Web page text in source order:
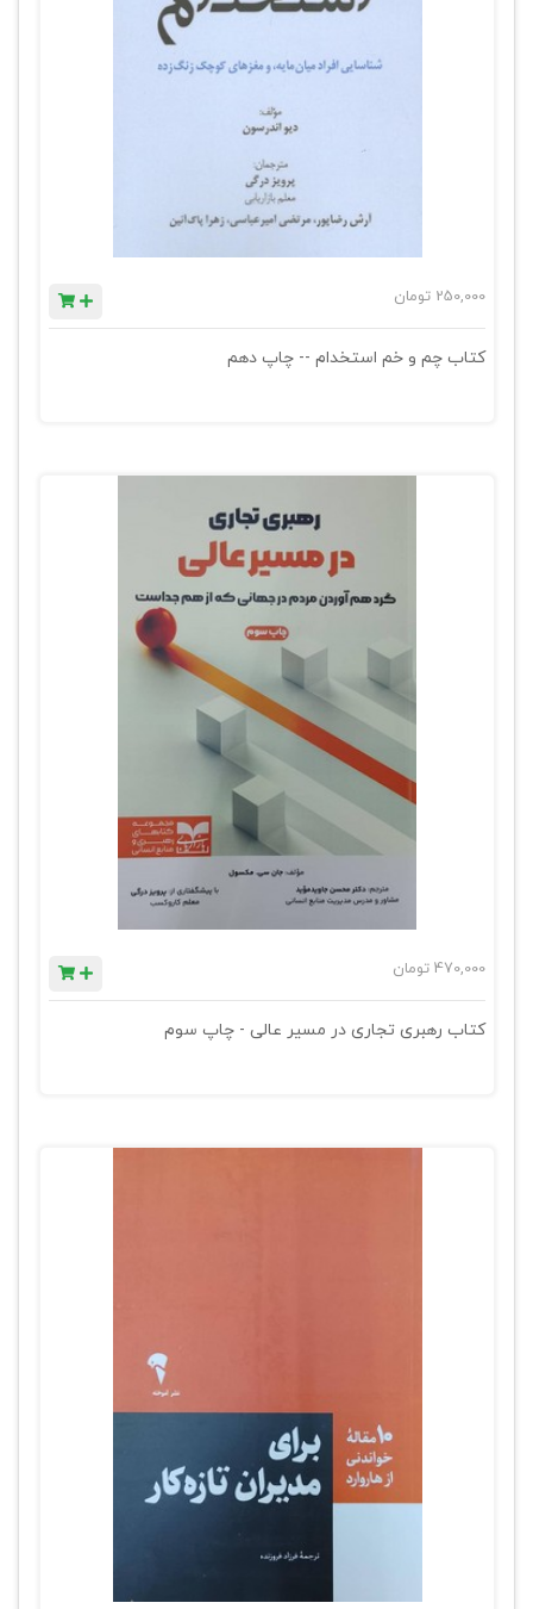
250,000 تومان
کتاب چم و خم استخدام -- چاپ دهم
470,000 تومان
کتاب رهبری تجاری در مسیر عالی - چاپ سوم